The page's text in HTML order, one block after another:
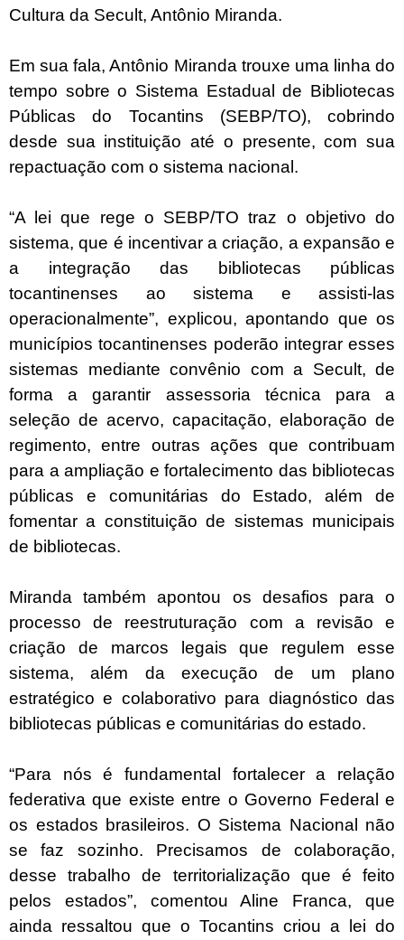
Cultura da Secult, Antônio Miranda.
Em sua fala, Antônio Miranda trouxe uma linha do
tempo sobre o Sistema Estadual de Bibliotecas
Públicas do Tocantins (SEBP/TO), cobrindo
desde sua instituição até o presente, com sua
repactuação com o sistema nacional.
“A lei que rege o SEBP/TO traz o objetivo do
sistema, que é incentivar a criação, a expansão e
a integração das bibliotecas públicas
tocantinenses ao sistema e assisti-las
operacionalmente”, explicou, apontando que os
municípios tocantinenses poderão integrar esses
sistemas mediante convênio com a Secult, de
forma a garantir assessoria técnica para a
seleção de acervo, capacitação, elaboração de
regimento, entre outras ações que contribuam
para a ampliação e fortalecimento das bibliotecas
públicas e comunitárias do Estado, além de
fomentar a constituição de sistemas municipais
de bibliotecas.
Miranda também apontou os desafios para o
processo de reestruturação com a revisão e
criação de marcos legais que regulem esse
sistema, além da execução de um plano
estratégico e colaborativo para diagnóstico das
bibliotecas públicas e comunitárias do estado.
“Para nós é fundamental fortalecer a relação
federativa que existe entre o Governo Federal e
os estados brasileiros. O Sistema Nacional não
se faz sozinho. Precisamos de colaboração,
desse trabalho de territorialização que é feito
pelos estados”, comentou Aline Franca, que
ainda ressaltou que o Tocantins criou a lei do